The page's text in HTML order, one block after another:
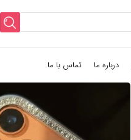
درباره ما تماس با ما